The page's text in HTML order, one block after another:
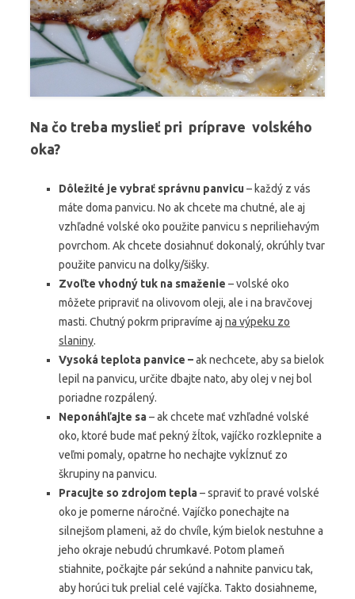
Na čo treba myslieť pri príprave volského
oka?
Dôležité je vybrať správnu panvicu– každý z vás
máte doma panvicu. No ak chcete ma chutné, ale aj
vzhľadné volské oko použite panvicu s nepriliehavým
povrchom. Ak chcete dosiahnuť dokonalý, okrúhly tvar
použite panvicu na dolky/šišky.
Zvoľte vhodný tuk na smaženie – volské oko
môžete pripraviť na olivovom oleji, ale i na bravčovej
masti. Chutný pokrm pripravíme aj na výpeku zo
slaniny.
Vysoká teplota panvice –ak nechcete, aby sa bielok
lepil na panvicu, určite dbajte nato, aby olej v nej bol
poriadne rozpálený.
Neponáhľajte sa– ak chcete mať vzhľadné volské
oko, ktoré bude mať pekný žĺtok, vajíčko rozklepnite a
veľmi pomaly, opatrne ho nechajte vykĺznuť zo
škrupiny na panvicu.
Pracujte so zdrojom tepla– spraviť to pravé volské
oko je pomerne náročné. Vajíčko ponechajte na
silnejšom plameni, až do chvíle, kým bielok nestuhne a
jeho okraje nebudú chrumkavé. Potom plameň
stiahnite, počkajte pár sekúnd a nahnite panvicu tak,
aby horúci tuk prelial celé vajíčka. Takto dosiahneme,